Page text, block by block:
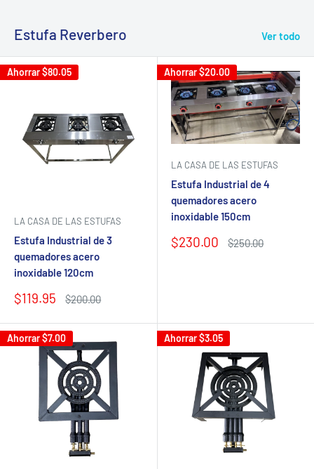
Estufa Reverbero Ver todo
Ahorrar$80.05
LA CASA DE LAS ESTUFAS
Estufa Industrial de 3
quemadores acero
inoxidable 120cm
Precio
venta
$119.95
Precio
$200.00
Ahorrar$20.00
LA CASA DE LAS ESTUFAS
Estufa Industrial de 4
quemadores acero
inoxidable 150cm
Precio
$230.00
Precio
$250.00
Ahorrar$7.00 Ahorrar$3.05